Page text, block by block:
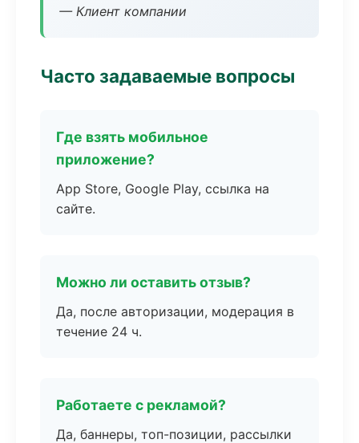
— Клиент компании
Часто задаваемые вопросы
Где взять мобильное
приложение?
App Store, Google Play, ссылка на
сайте.
Можно ли оставить отзыв?
Да, после авторизации, модерация в
течение 24 ч.
Работаете с рекламой?
Да, баннеры, топ-позиции, рассылки